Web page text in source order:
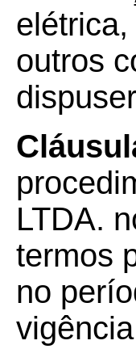
outros
LTDA.
termos
no